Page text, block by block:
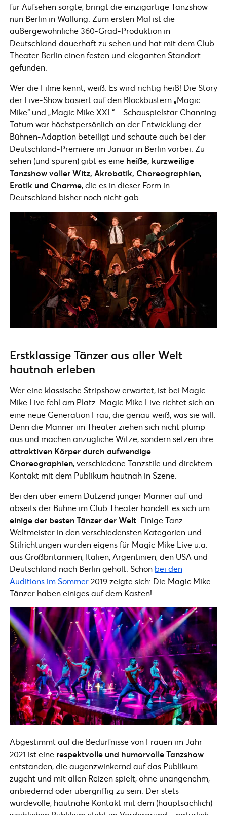
für Aufsehen sorgte, bringt die einzigartige Tanzshow
nun Berlin in Wallung. Zum ersten Mal ist die
außergewöhnliche 360-Grad-Produktion in
Deutschland dauerhaft zu sehen und hat mit dem Club
Theater Berlin einen festen und eleganten Standort
gefunden.
Wer die Filme kennt, weiß: Es wird richtig heiß! Die Story
der Live-Show basiert auf den Blockbustern „Magic
Mike“ und „Magic Mike XXL“ – Schauspielstar Channing
Tatum war höchstpersönlich an der Entwicklung der
Bühnen-Adaption beteiligt und schaute auch bei der
Deutschland-Premiere im Januar in Berlin vorbei. Zu
sehen (und spüren) gibt es eine heiße, kurzweilige
Tanzshow voller Witz, Akrobatik, Choreographien,
Erotik und Charme, die es in dieser Form in
Deutschland bisher noch nicht gab.
Erstklassige Tänzer aus aller Welt
hautnah erleben
Wer eine klassische Stripshow erwartet, ist bei Magic
Mike Live fehl am Platz. Magic Mike Live richtet sich an
eine neue Generation Frau, die genau weiß, was sie will.
Denn die Männer im Theater ziehen sich nicht plump
aus und machen anzügliche Witze, sondern setzen ihre
attraktiven Körper durch aufwendige
Choreographien, verschiedene Tanzstile und direktem
Kontakt mit dem Publikum hautnah in Szene.
Bei den über einem Dutzend junger Männer auf und
abseits der Bühne im Club Theater handelt es sich um
einige der besten Tänzer der Welt . Einige Tanz-
Weltmeister in den verschiedensten Kategorien und
Stilrichtungen wurden eigens für Magic Mike Live u.a.
aus Großbritannien, Italien, Argentinien, den USA und
Deutschland nach Berlin geholt. Schon bei den
Auditions im Sommer2019 zeigte sich: Die Magic Mike
Tänzer haben einiges auf dem Kasten!
Abgestimmt auf die Bedürfnisse von Frauen im Jahr
2021 ist eine respektvolle und humorvolle Tanzshow
entstanden, die augenzwinkernd auf das Publikum
zugeht und mit allen Reizen spielt, ohne unangenehm,
anbiedernd oder übergriffig zu sein. Der stets
würdevolle, hautnahe Kontakt mit dem (hauptsächlich)